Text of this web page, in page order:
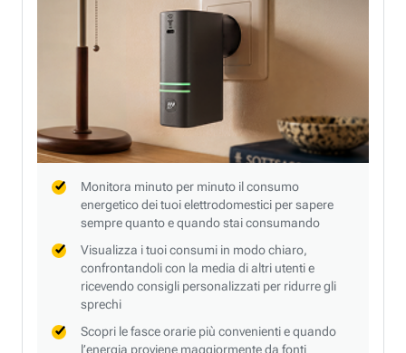
Monitora minuto per minuto il consumo
energetico dei tuoi elettrodomestici per sapere
sempre quanto e quando stai consumando
Visualizza i tuoi consumi in modo chiaro,
confrontandoli con la media di altri utenti e
ricevendo consigli personalizzati per ridurre gli
sprechi
Scopri le fasce orarie più convenienti e quando
l’energia proviene maggiormente da fonti